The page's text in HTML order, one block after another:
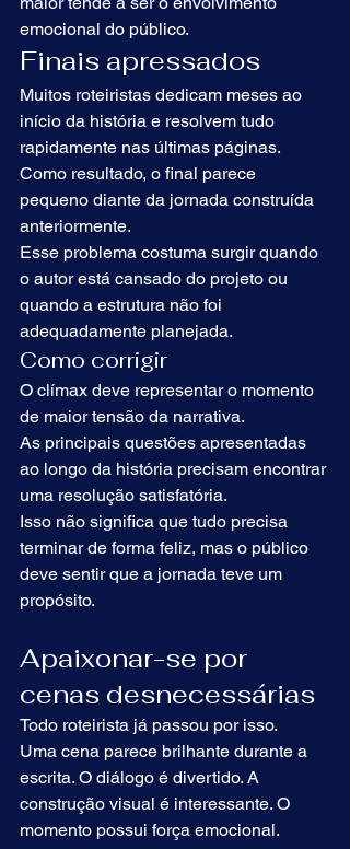
emocional do público.
Finais apressados
Muitos roteiristas dedicam meses ao
início da história e resolvem tudo
rapidamente nas últimas páginas.
Como resultado, o final parece
pequeno diante da jornada construída
anteriormente.
Esse problema costuma surgir quando
o autor está cansado do projeto ou
quando a estrutura não foi
adequadamente planejada.
Como corrigir
O clímax deve representar o momento
de maior tensão da narrativa.
As principais questões apresentadas
ao longo da história precisam encontrar
uma resolução satisfatória.
Isso não significa que tudo precisa
terminar de forma feliz, mas o público
deve sentir que a jornada teve um
propósito.
Apaixonar-se por
cenas desnecessárias
Todo roteirista já passou por isso.
Uma cena parece brilhante durante a
escrita. O diálogo é divertido. A
construção visual é interessante. O
momento possui força emocional.